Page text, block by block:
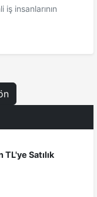
insanlarının
TL'ye Satılık